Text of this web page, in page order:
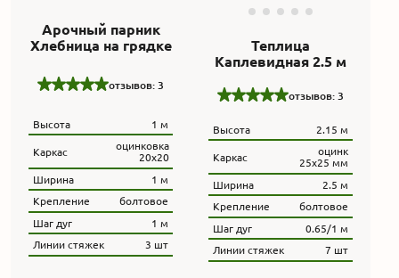
Арочный парник
Хлебница на грядке
отзывов: 3
Высота 1 м
Каркас
оцинковка
20х20
Ширина
1 м
Крепление
болтовое
Шаг дуг
1 м
Линии стяжек
3 шт
Теплица
Каплевидная 2.5 м
отзывов: 3
Высота 2.15 м
Каркас
оцинк
25х25 мм
Ширина
2.5 м
Крепление
болтовое
Шаг дуг
0.65/1 м
Линии стяжек
7 шт